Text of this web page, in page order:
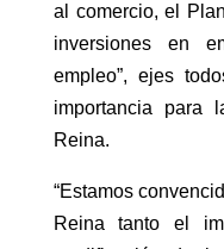
al comercio, el
inversiones en
empleo”, ejes
importancia para
Reina.
“Estamos
Reina tanto el